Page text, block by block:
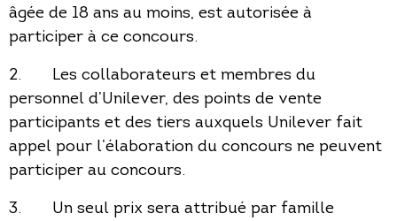
âgée de 18 ans au moins, est autorisée à
participer à ce concours.
2. Les collaborateurs et membres du
personnel d’Unilever, des points de vente
participants et des tiers auxquels Unilever fait
appel pour l’élaboration du concours ne peuvent
participer au concours.
3. Un seul prix sera attribué par famille